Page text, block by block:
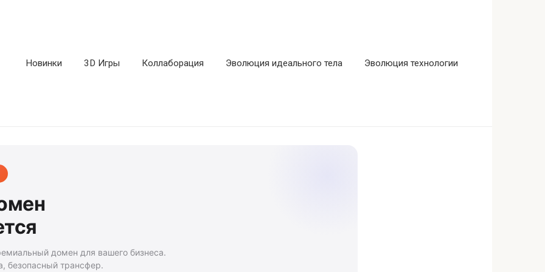
Новинки 3D Игры Коллаборация Эволюция идеального тела Эволюция технологии
домен для вашего бизнеса.
безопасный трансфер.